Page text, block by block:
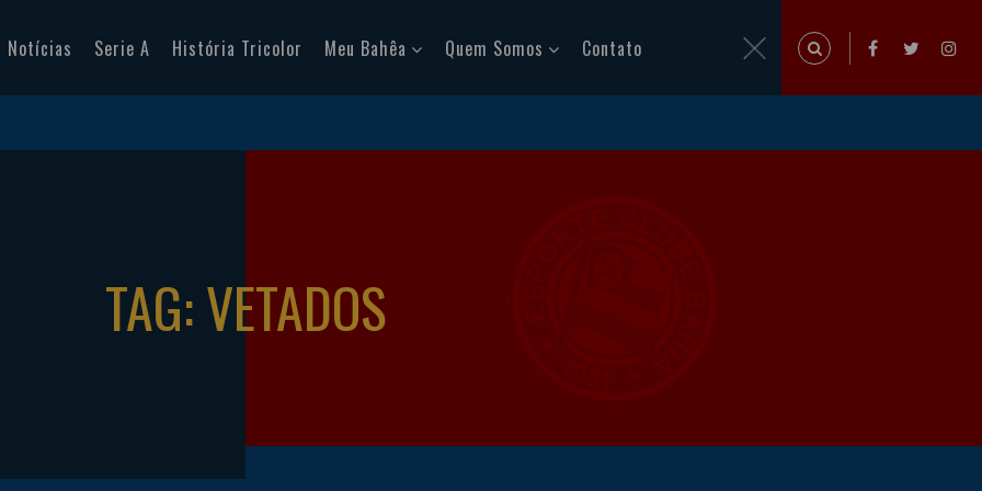
Notícias Serie A História Tricolor Meu Bahêa Quem Somos Contato
TAG: VETADOS